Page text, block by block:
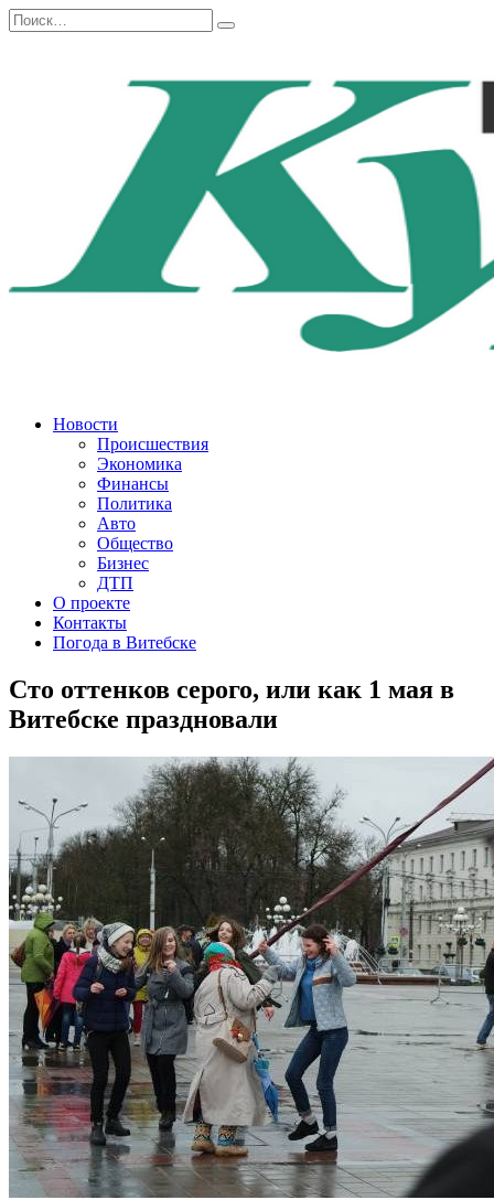
Перейти
к
Search
for:
Новости
Происшествия
Экономика
Финансы
Политика
Авто
Общество
Бизнес
ДТП
О проекте
Контакты
Погода в Витебске
Сто оттенков серого, или как 1 мая в
Витебске праздновали